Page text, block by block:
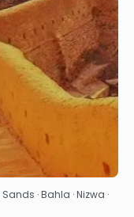
· Bahla · Nizwa ·